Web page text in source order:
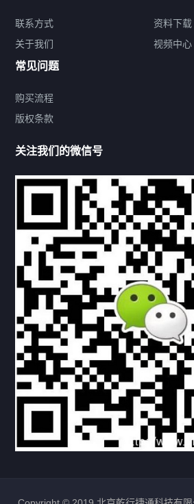
联系方式
热门标签
机构链接
联系方式 关于我们
下载与支持
资料下载 视频中心
常见问题
购买流程 版权条款
北京乾行捷通荣获阿里巴巴国际站
领ICT与AI行业发展
2025/12/22 534 新闻中心 信创
联系方式
关于我们
资料下载
视频中心
常见问题
购买流程
版权条款
关注我们的微信号